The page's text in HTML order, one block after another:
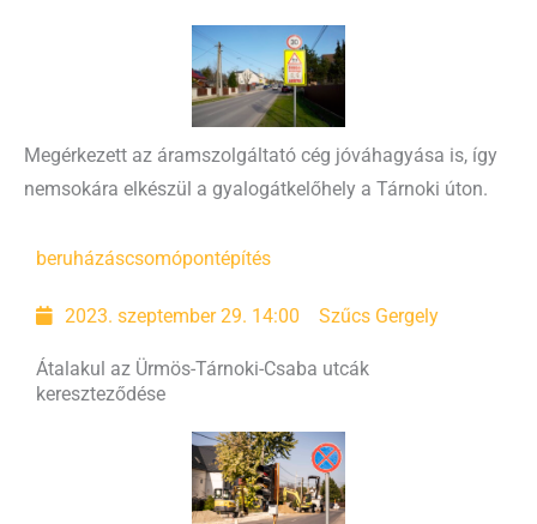
Megérkezett az áramszolgáltató cég jóváhagyása is, így
nemsokára elkészül a gyalogátkelőhely a Tárnoki úton.
beruházáscsomópontépítés
2023. szeptember 29. 14:00 Szűcs Gergely
Átalakul az Ürmös-Tárnoki-Csaba utcák
kereszteződése